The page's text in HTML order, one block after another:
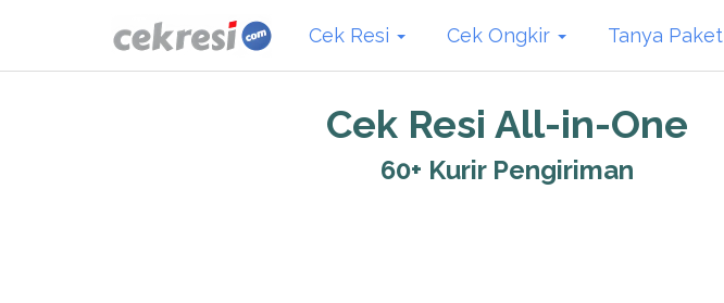
Cek Resi Cek Ongkir Tanya Paket
Cek Resi All-in-One
60+ Kurir Pengiriman